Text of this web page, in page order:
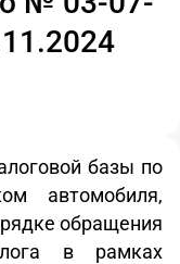
базы по
автомобиля,
обращения
в рамках